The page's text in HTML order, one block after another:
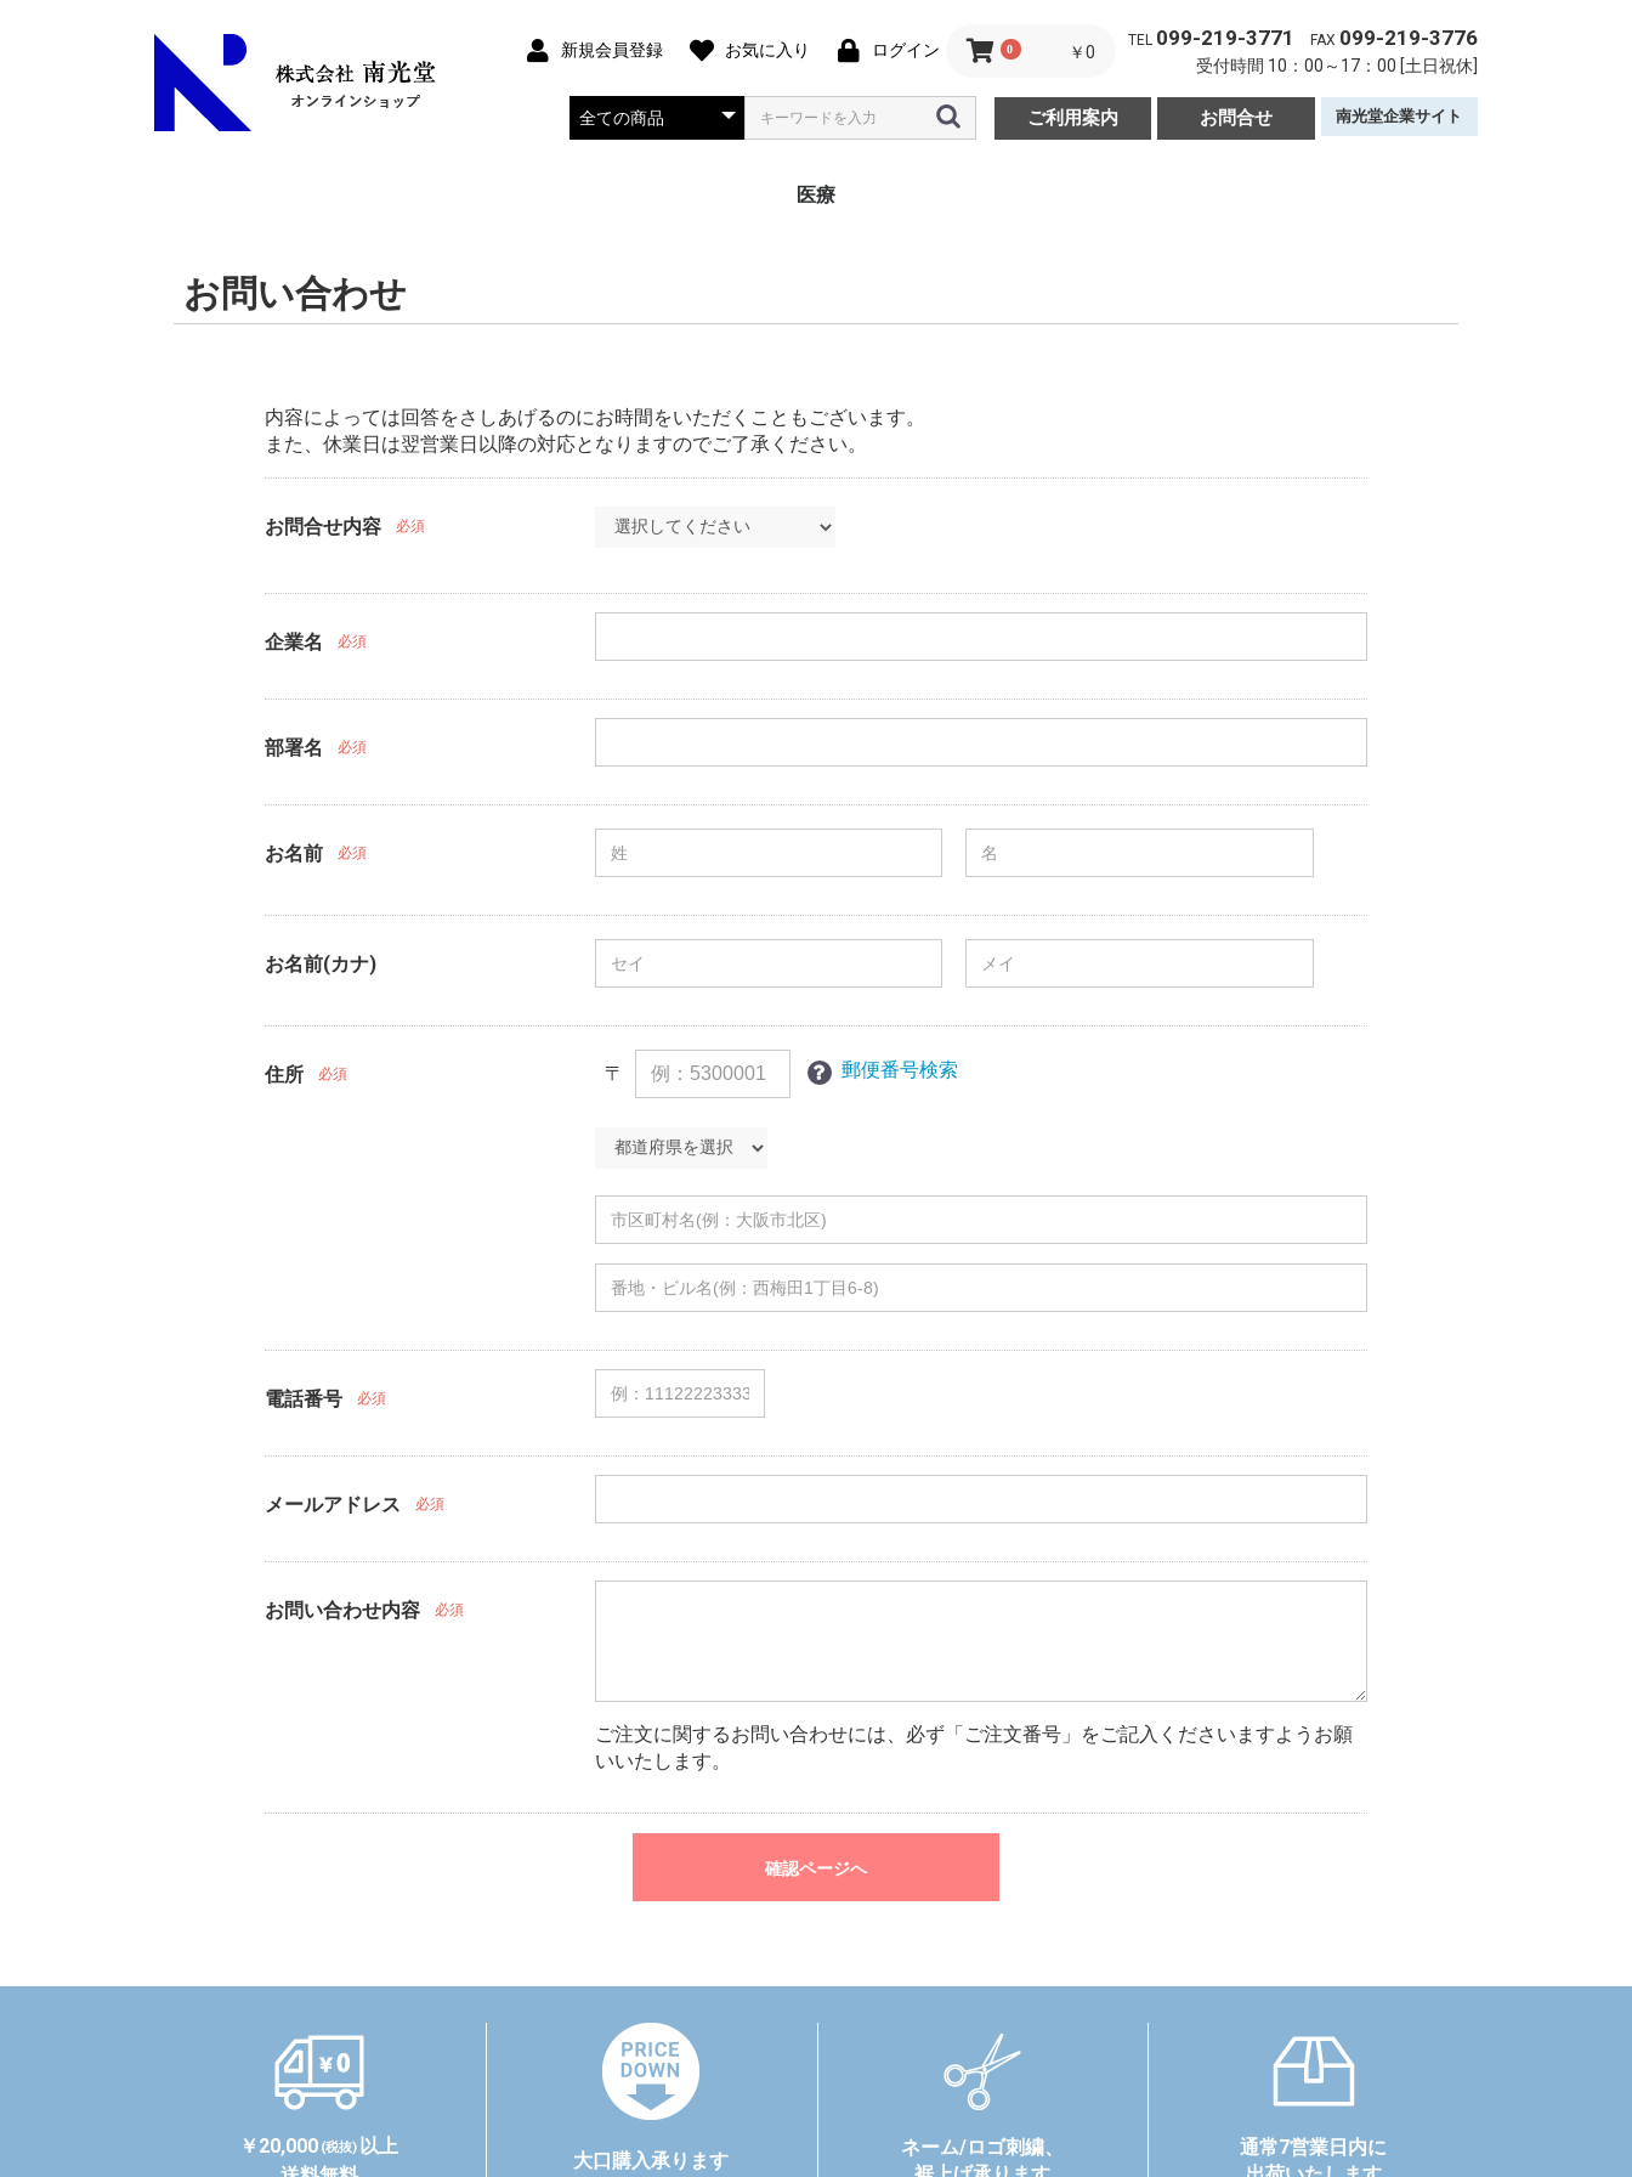
新規会員登録 お気に入り ログイン 0 ￥0
TEL 099-219-3771 FAX 099-219-3776
受付時間 10：00～17：00 [土日祝休]
ご利用案内 お問合せ 南光堂企業サイト
医療
お問い合わせ
内容によっては回答をさしあげるのにお時間をいただくこともございます。
また、休業日は翌営業日以降の対応となりますのでご了承ください。
お問合せ内容 必須
企業名 必須
部署名 必須
お名前 必須
お名前(カナ)
住所 必須 〒 郵便番号検索
電話番号 必須
メールアドレス 必須
お問い合わせ内容 必須
ご注文に関するお問い合わせには、必ず「ご注文番号」をご記入くださいますようお願
いいたします。
確認ページへ
￥20,000 (税抜) 以上
大口購入承ります
ネーム/ロゴ刺繍、
通常7営業日内に